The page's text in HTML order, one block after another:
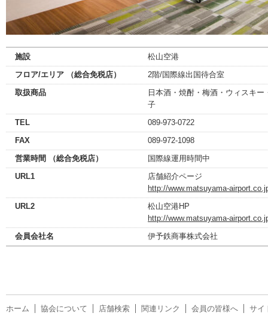
施設
松山空港
フロア/エリア （総合免税店）
2階/国際線出国待合室
取扱商品
日本酒・焼酎・梅酒・ウィスキ
子
TEL
089-973-0722
FAX
089-972-1098
営業時間 （総合免税店）
国際線運用時間中
URL1
店舗紹介ページ
http://www.matsuyama-
URL2
松山空港HP
http://www.matsuyama-
会員会社名
伊予鉄商事株式会社
ホーム 協会について 店舗検索 関連リンク 会員の皆様へ サイ